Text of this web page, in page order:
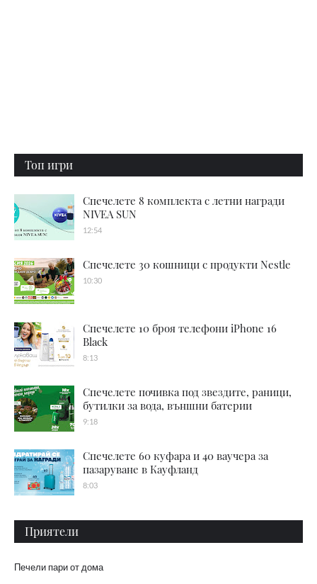
Топ игри
Спечелете 8 комплекта с летни награди
NIVEA SUN
12:54
Спечелете 30 кошници с продукти Nestle
10:30
Спечелете 10 броя телефони iPhone 16
Black
8:13
Спечелете почивка под звездите, раници,
бутилки за вода, външни батерии
9:18
Спечелете 60 куфара и 40 ваучера за
пазаруване в Кауфланд
8:03
Приятели
Печели пари от дома